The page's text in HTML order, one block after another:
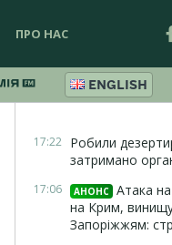
ПРО НАС
ENGLISH
17:22 Робили
затримано
17:06 АНОНС Атака
на Крим,
Запоріжжям: